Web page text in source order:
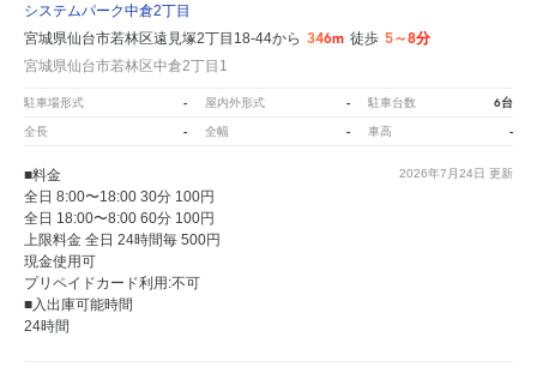
システムパーク中倉2丁目
宮城県仙台市若林区遠見塚2丁目18-44から 346m 徒歩 5～8分
宮城県仙台市若林区中倉2丁目1
駐車場形式 - 屋内外形式 - 駐車台数 6台
全長 - 全幅 - 車高 -
2026年7月24日 更新
■料金
全日 8:00〜18:00 30分 100円
全日 18:00〜8:00 60分 100円
上限料金 全日 24時間毎 500円
現金使用可
プリペイドカード利用:不可
■入出庫可能時間
24時間